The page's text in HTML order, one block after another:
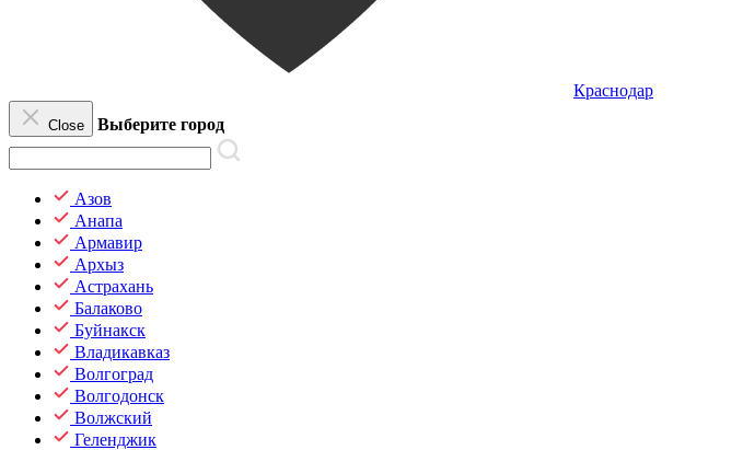
Краснодар
Close Выберите город
Азов
Анапа
Армавир
Архыз
Астрахань
Балаково
Буйнакск
Владикавказ
Волгоград
Волгодонск
Волжский
Геленджик